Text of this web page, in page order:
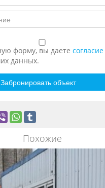
форму, вы даетесогласие
данных.
Похожие